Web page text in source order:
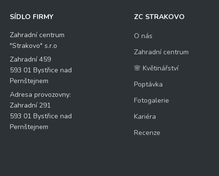
SÍDLO FIRMY
Zahradní centrum
"Strakovo" s.r.o
Zahradní 459
593 01 Bystřice nad
Pernštejnem
Adresa provozovny:
Zahradní 291
593 01 Bystřice nad
Pernštejnem
ZC STRAKOVO
O nás
Zahradní centrum
🌸 Květinářství
Poptávka
Fotogalerie
Kariéra
Recenze